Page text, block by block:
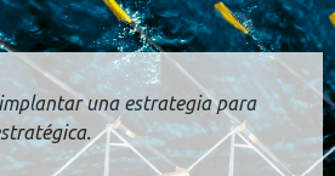
una estrategia para